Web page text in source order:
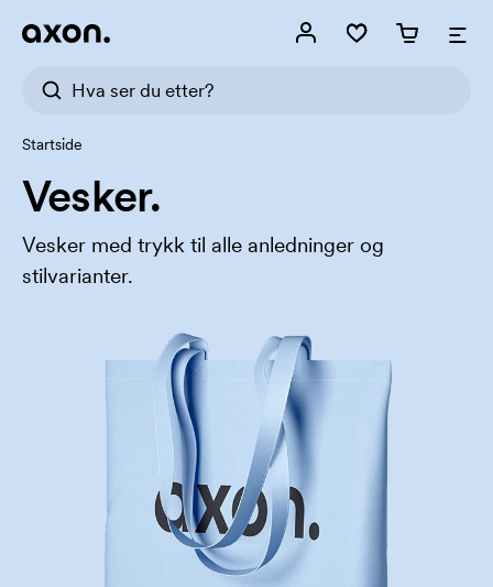
Startside
Vesker.
Vesker med trykk til alle anledninger og
stilvarianter.